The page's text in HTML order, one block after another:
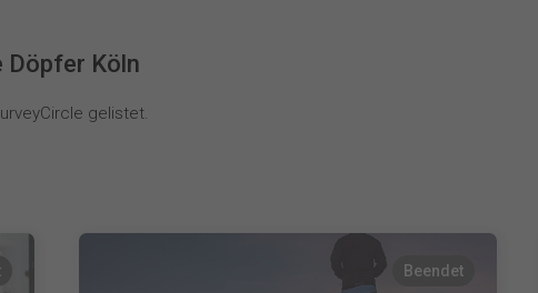
Döpfer Köln
gelistet.
Beendet